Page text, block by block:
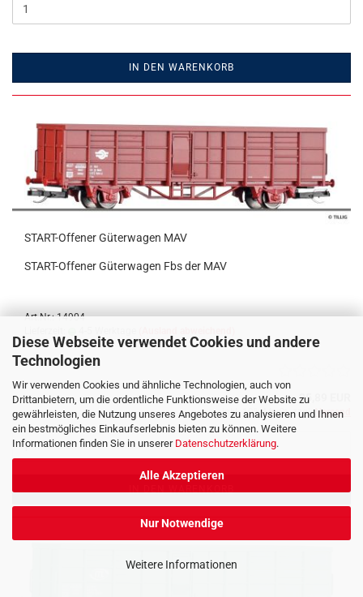
Diese Webseite verwendet Cookies und andere
Technologien
Wir verwenden Cookies und ähnliche Technologien, auch von
Drittanbietern, um die ordentliche Funktionsweise der Website zu
gewährleisten, die Nutzung unseres Angebotes zu analysieren und Ihnen
ein bestmögliches Einkaufserlebnis bieten zu können. Weitere
Informationen finden Sie in unserer Datenschutzerklärung.
Alle Akzeptieren
Nur Notwendige
Weitere Informationen
IN DEN WARENKORB
START-Offener Güterwagen MAV
START-Offener Güterwagen Fbs der MAV
Art.Nr.: 14904
25,89 EUR
inkl. 19% MwSt. zzgl. Versand